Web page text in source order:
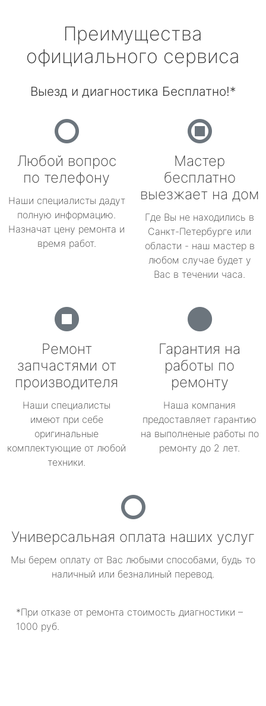
Преимущества
официального сервиса
Выезд и диагностика Бесплатно!*
Любой вопрос
по телефону
Наши специалисты дадут
полную информацию.
Назначат цену ремонта и
время работ.
Мастер
бесплатно
выезжает на дом
Где Вы не находились в
Санкт-Петербурге или
области - наш мастер в
любом случае будет у
Вас в течении часа.
Ремонт
запчастями от
производителя
Наши специалисты
имеют при себе
оригинальные
комплектующие от любой
техники.
Гарантия на
работы по
ремонту
Наша компания
предоставляет гарантию
на выполненые работы по
ремонту до 2 лет.
Универсальная оплата наших услуг
Мы берем оплату от Вас любыми способами, будь то
наличный или безналиный перевод.
*При отказе от ремонта стоимость диагностики –
1000 руб.